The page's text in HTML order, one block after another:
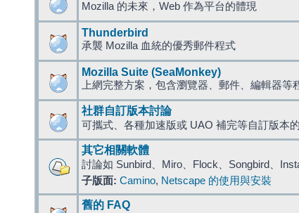
Mozilla 的未來，Web 作為平台的體現
Thunderbird
承襲 Mozilla 血統的優秀郵件程式
Mozilla Suite (SeaMonkey)
上網完整方案，包含瀏覽器、郵件、編輯器等
社群自訂版本討論
可攜式、各種加速版或 UAO 補完等自訂版本
其它相關軟體
討論如 Sunbird、Miro、Flock、Songbird、
子版面: Camino, Netscape 的使用與安裝
舊的 FAQ